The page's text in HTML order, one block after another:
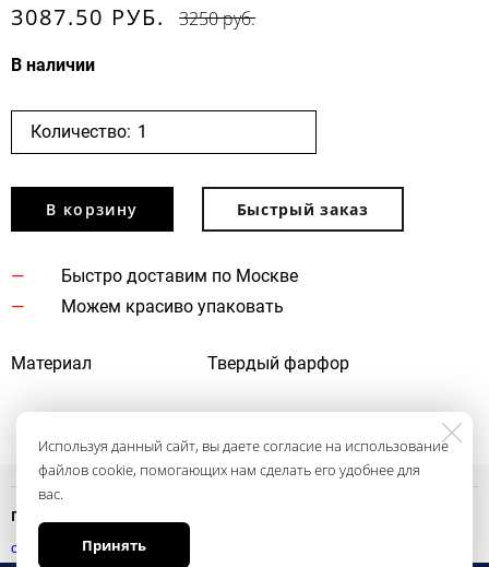
3087.50 РУБ. 3250 руб.
В наличии
Количество:
В корзину Быстрый заказ
Быстро доставим по Москве
Можем красиво упаковать
Материал Твердый фарфор
Используя данный сайт, вы даете согласие на использование
файлов cookie, помогающих нам сделать его удобнее для
вас.
Принять
Политика конфиденциальности
смотреть